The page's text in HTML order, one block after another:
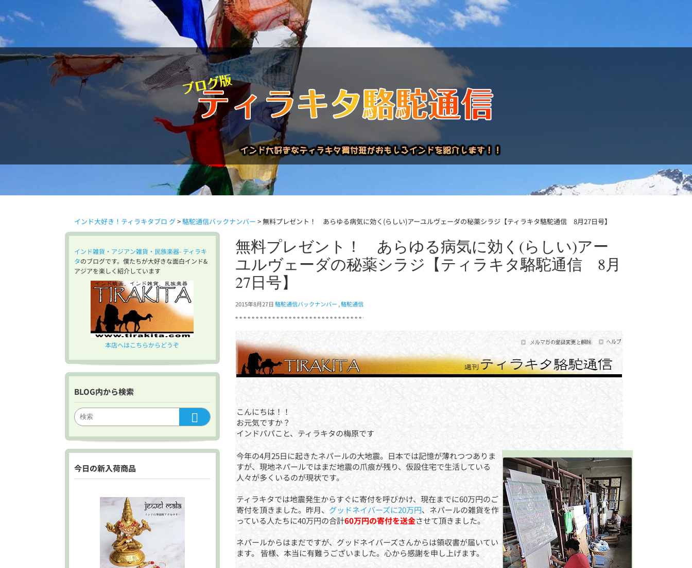
インド大好き！ティラキタブロ グ>駱駝通信バックナンバー >無料プレゼント！ あらゆる病気に効く(らしい)アーユルヴェーダの秘薬シラジ【ティラキタ駱駝通信 8月27日号】
無料プレゼント！ あらゆる病気に効く(らしい)アー
ユルヴェーダの秘薬シラジ【ティラキタ駱駝通信 8月
27日号】
2015年8月27日駱駝通信バックナンバー ,駱駝通信
こんにちは！！
お元気ですか？
インドパパこと、ティラキタの梅原です
今年の4月25日に起きたネパールの大地震。日本では記憶が薄れつつありま
すが、現地ネパールではまだ地震の爪痕が残り、仮設住宅で生活している
人々が多くいるのが現状です。
ティラキタでは地震発生からすぐに寄付を呼びかけ、現在までに60万円のご
寄付を頂きました。昨月、 グッドネイバーズに20万円、ネパールの雑貨を作
っている人たちに40万円の合計60万円の寄付を送金させて頂きました。
ネパールからはまだですが、グッドネイバーズさんからは領収書が届いてい
ます。 皆様、本当に有難うございました。心から感謝を申し上げます。
インド雑貨・アジアン雑貨・民族楽器- ティラキ
タのブログです。僕たちが大好きな面白インド&
アジアを楽しく紹介しています
本店へはこちらからどうぞ
BLOG内から検索
今日の新入荷商品